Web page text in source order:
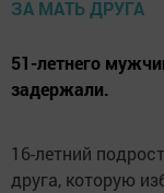
51-летнего
задержали.
16-летний
друга, которую